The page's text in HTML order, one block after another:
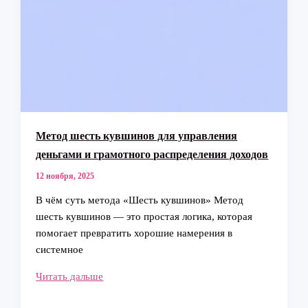
Метод шесть кувшинов для управления
деньгами и грамотного распределения доходов
12 ноября, 2025
В чём суть метода «Шесть кувшинов» Метод
шесть кувшинов — это простая логика, которая
помогает превратить хорошие намерения в
системное
Метод
Читать дальше